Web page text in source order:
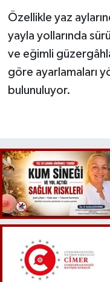
Özellikle yaz
yayla yollarında
ve eğimli
göre ayarlamaları
bulunuluyor.